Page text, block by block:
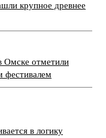
крупное древнее
Омске отметили
фестивалем
в логику